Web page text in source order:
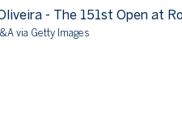
- The 151st Open at
via Getty Images